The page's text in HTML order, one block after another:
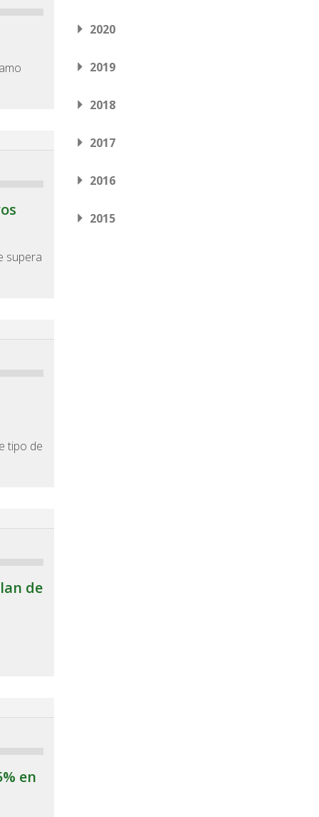
supera
tipo de
de
en
2020
2019
2018
2017
2016
2015